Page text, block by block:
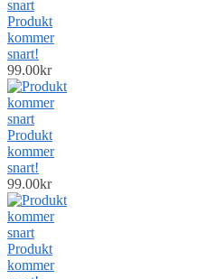
Produkt
kommer
snart!
99.00kr
Produkt
kommer
snart!
99.00kr
Produkt
kommer